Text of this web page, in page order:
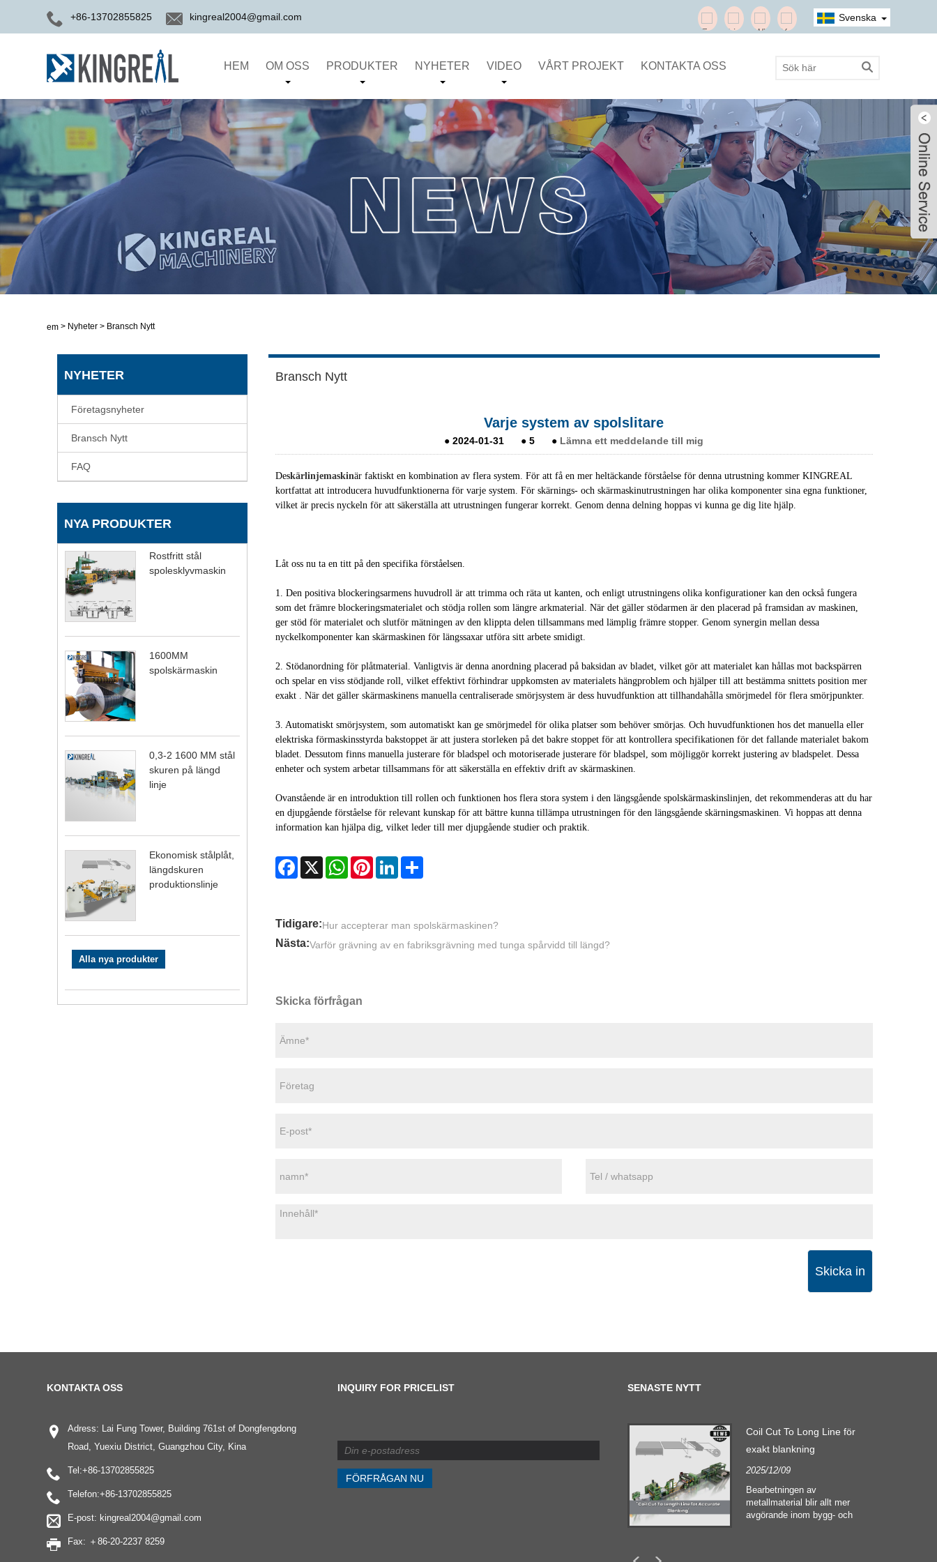
+86-13702855825 kingreal2004@gmail.com Svenska
HEM OM OSS PRODUKTER NYHETER VIDEO VÅRT PROJEKT KONTAKTA OSS
Hem > Nyheter > Bransch Nytt
NYHETER
Företagsnyheter
Bransch Nytt
FAQ
NYA PRODUKTER
Rostfritt stål
spolesklyvmaskin
1600MM
spolskärmaskin
0,3-2 1600 MM stål
skuren på längd
linje
Ekonomisk stålplåt,
längdskuren
produktionslinje
Alla nya produkter
Bransch Nytt
Varje system av spolslitare
●2024-01-31 ●5 ● Lämna ett meddelande till mig
Deskärlinjemaskinär faktiskt en kombination av flera system. För att få en mer heltäckande förståelse för denna utrustning kommer KINGREAL
kortfattat att introducera huvudfunktionerna för varje system. För skärnings- och skärmaskinutrustningen har olika komponenter sina egna funktioner,
vilket är precis nyckeln för att säkerställa att utrustningen fungerar korrekt. Genom denna delning hoppas vi kunna ge dig lite hjälp.
Låt oss nu ta en titt på den specifika förståelsen.
1. Den positiva blockeringsarmens huvudroll är att trimma och räta ut kanten, och enligt utrustningens olika konfigurationer kan den också fungera
som det främre blockeringsmaterialet och stödja rollen som längre arkmaterial. När det gäller stödarmen är den placerad på framsidan av maskinen,
ger stöd för materialet och slutför mätningen av den klippta delen tillsammans med lämplig främre stopper. Genom synergin mellan dessa
nyckelkomponenter kan skärmaskinen för längssaxar utföra sitt arbete smidigt.
2. Stödanordning för plåtmaterial. Vanligtvis är denna anordning placerad på baksidan av bladet, vilket gör att materialet kan hållas mot backspärren
och spelar en viss stödjande roll, vilket effektivt förhindrar uppkomsten av materialets hängproblem och hjälper till att bestämma snittets position mer
exakt . När det gäller skärmaskinens manuella centraliserade smörjsystem är dess huvudfunktion att tillhandahålla smörjmedel för flera smörjpunkter.
3. Automatiskt smörjsystem, som automatiskt kan ge smörjmedel för olika platser som behöver smörjas. Och huvudfunktionen hos det manuella eller
elektriska förmaskinsstyrda bakstoppet är att justera storleken på det bakre stoppet för att kontrollera specifikationen för det fallande materialet bakom
bladet. Dessutom finns manuella justerare för bladspel och motoriserade justerare för bladspel, som möjliggör korrekt justering av bladspelet. Dessa
enheter och system arbetar tillsammans för att säkerställa en effektiv drift av skärmaskinen.
Ovanstående är en introduktion till rollen och funktionen hos flera stora system i den längsgående spolskärmaskinslinjen, det rekommenderas att du har
en djupgående förståelse för relevant kunskap för att bättre kunna tillämpa utrustningen för den längsgående skärningsmaskinen. Vi hoppas att denna
information kan hjälpa dig, vilket leder till mer djupgående studier och praktik.
Facebook
X WhatsAppPinterestLinkedInShare
Tidigare:Hur accepterar man spolskärmaskinen?
Nästa:Varför grävning av en fabriksgrävning med tunga spårvidd till längd?
Skicka förfrågan
Skicka in
KONTAKTA OSS
Adress: Lai Fung Tower, Building 761st of Dongfengdong
Road, Yuexiu District, Guangzhou City, Kina
Tel:+86-13702855825
Telefon:+86-13702855825
E-post: kingreal2004@gmail.com
Fax: ＋86-20-2237 8259
INQUIRY FOR PRICELIST SENASTE NYTT
Coil Cut To Long Line för
exakt blankning
2025/12/09
Bearbetningen av
metallmaterial blir allt mer
avgörande inom bygg- och